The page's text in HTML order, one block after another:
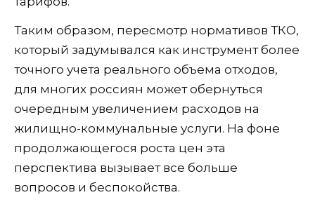
Таким образом, пересмотр нормативов ТКО,
который задумывался как инструмент более
точного учета реального объема отходов,
для многих россиян может обернуться
очередным увеличением расходов на
жилищно-коммунальные услуги. На фоне
продолжающегося роста цен эта
перспектива вызывает все больше
вопросов и беспокойства.